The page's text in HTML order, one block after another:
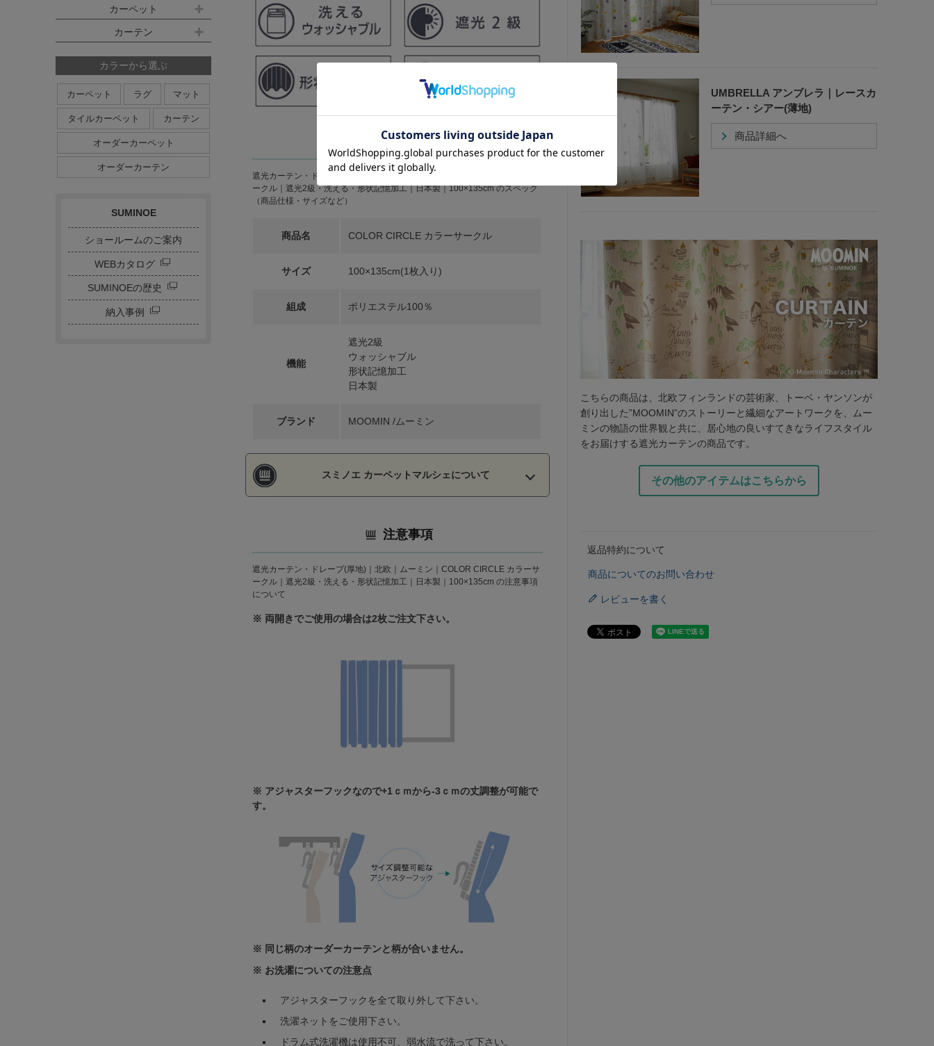
その他のサイズ
廊下敷き
約350ｘ350cm
約350ｘ400cm
約350ｘ450cm
約350ｘ500cm
円形サイズ
ダイニングサイズ
ホットカーペット・床暖房対応
形態安定加工
形状記憶加工
日本製
カーペット
ストライプ＆ボーダー
円形
カーテン
北欧デザイン
ナチュラルデザイン
無地・無地調
抽象柄
花柄
植物柄
鳥・動物
ストライプ・ボーダー
チェック
ドット
サークル
カラーから選ぶ
カーペット ラグ マット
タイルカーペット カーテン
オーダーカーペット
オーダーカーテン
SUMINOE
ショールームのご案内
WEBカタログ
SUMINOEの歴史
納入事例
商品スペック
遮光カーテン・ドレープ(厚地)｜北欧｜ムーミン｜COLOR CIRCLE カラーサ
ークル｜遮光2級・洗える・形状記憶加工｜日本製｜100×135cm のスペック
（商品仕様・サイズなど）
商品名 COLOR CIRCLE カラーサークル
サイズ 100×135cm(1枚入り)
組成 ポリエステル100％
機能
遮光2級
ウォッシャブル
形状記憶加工
日本製
ブランド MOOMIN /ムーミン
スミノエ カーペットマルシェについて
注意事項
遮光カーテン・ドレープ(厚地)｜北欧｜ムーミン｜COLOR CIRCLE カラーサ
ークル｜遮光2級・洗える・形状記憶加工｜日本製｜100×135cm の注意事項
について
※ 両開きでご使用の場合は2枚ご注文下さい。
※ アジャスターフックなので+1ｃｍから-3ｃｍの丈調整が可能で
す。
※ 同じ柄のオーダーカーテンと柄が合いません。
※ お洗濯についての注意点
アジャスターフックを全て取り外して下さい。
洗濯ネットをご使用下さい。
ドラム式洗濯機は使用不可、弱水流で洗って下さい。
UMBRELLA アンブレラ｜レースカ
ーテン・シアー(薄地)
商品詳細へ
こちらの商品は、北欧フィンランドの芸術家、トーベ・ヤンソンが
創り出した”MOOMIN”のストーリーと繊細なアートワークを、ムー
ミンの物語の世界観と共に、居心地の良いすてきなライフスタイル
をお届けする遮光カーテンの商品です。
その他のアイテムはこちらから
返品特約について
商品についてのお問い合わせ
レビューを書く